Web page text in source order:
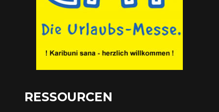
RESSOURCEN